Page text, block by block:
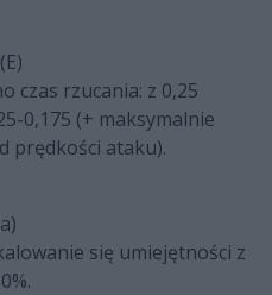
czas rzucania: z 0,25
0,175 (+ maksymalnie
prędkości ataku).
się umiejętności z